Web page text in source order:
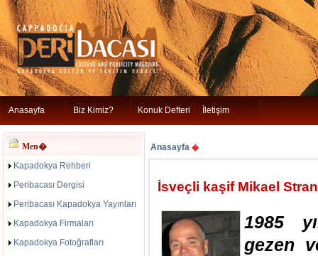
Anasayfa Biz Kimiz? Konuk Defteri İletişim
Men�
Kapadokya Rehberi
Peribacası Dergisi
Peribacası Kapadokya Yayınları
Kapadokya Firmaları
Kapadokya Fotoğrafları
Anasayfa �
İsveçli kaşif Mikael
1985
gezen